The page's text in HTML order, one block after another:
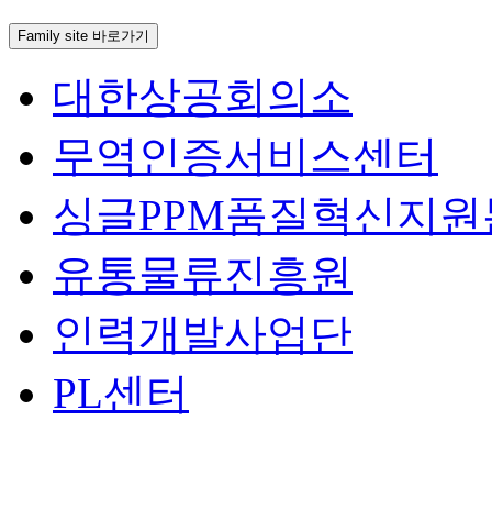
Family site 바로가기
대한상공회의소
무역인증서비스센터
싱글PPM품질혁신지
유통물류진흥원
인력개발사업단
PL센터